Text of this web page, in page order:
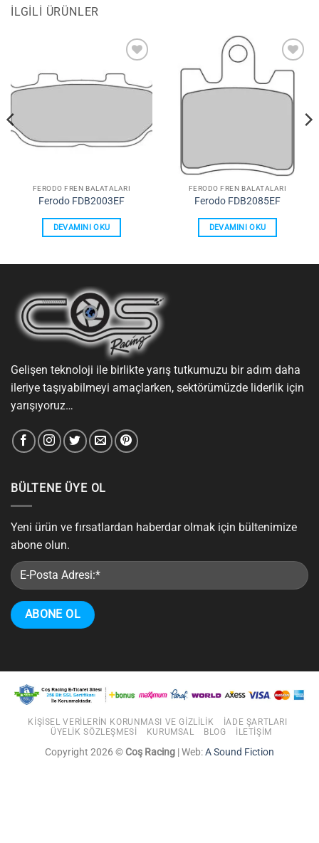
İLGILI ÜRÜNLER
Ekle
FERODO FREN BALATALARI
Ferodo FDB2003EF
DEVAMINI OKU
Favorilerime
Ekle
FERODO FREN BALATALARI
Ferodo FDB2085EF
DEVAMINI OKU
Gelişen teknoloji ile birlikte yarış tutkumuzu bir adım daha
ileriye taşıyabilmeyi amaçlarken, sektörümüzde liderlik için
yarışıyoruz…
BÜLTENE ÜYE OL
Yeni ürün ve fırsatlardan haberdar olmak için bültenimize
abone olun.
KIŞISEL VERILERIN KORUNMASI VE GIZLILIK
İADE ŞARTLARI
ÜYELIK SÖZLEŞMESI
KURUMSAL BLOG İLETIŞIM
Copyright 2026 © Coş Racing | Web:A Sound Fiction